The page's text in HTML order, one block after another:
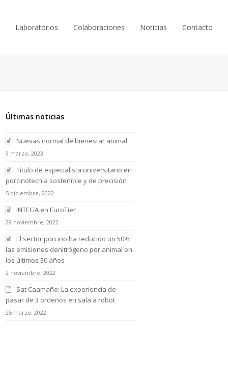
Laboratorios Colaboraciones Noticias Contacto
Últimas noticias
Nuevas normal de bienestar animal
9 marzo, 2023
Título de especialista universitario en
porcinotecnia sostenible y de precisión
5 diciembre, 2022
INTEGA en EuroTier
29 noviembre, 2022
El sector porcino ha reducido un 50%
las emisiones denitrógeno por animal en
los últimos 30 años
2 noviembre, 2022
Sat Caamaño: La experiencia de
pasar de 3 ordeños en sala a robot
25 marzo, 2022